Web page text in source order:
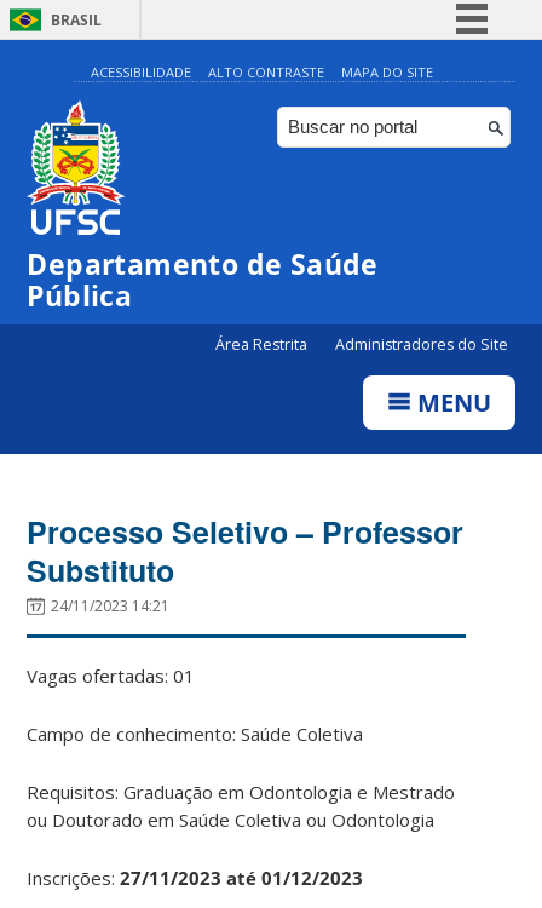
BRASIL
Simplifique!
Comunica BR
Participe
Canais
ACESSIBILIDADE ALTO CONTRASTE MAPA DO SITE
Departamento de Saúde
Pública
Área Restrita Administradores do Site
MENU
Processo Seletivo – Professor
Substituto
24/11/2023 14:21
Vagas ofertadas: 01
Campo de conhecimento: Saúde Coletiva
Requisitos: Graduação em Odontologia e Mestrado
ou Doutorado em Saúde Coletiva ou Odontologia
Inscrições:27/11/2023 até 01/12/2023